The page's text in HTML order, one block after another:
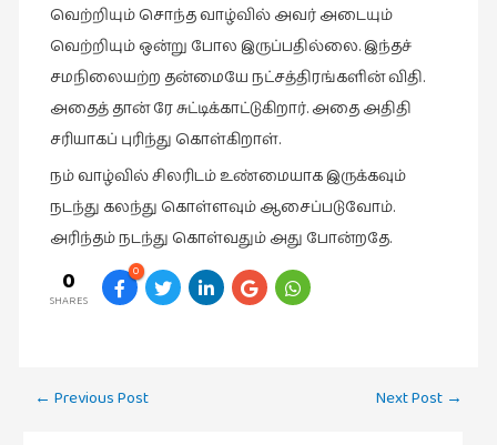
வெற்றியும் சொந்த வாழ்வில் அவர் அடையும்
வெற்றியும் ஒன்று போல இருப்பதில்லை. இந்தச்
சமநிலையற்ற தன்மையே நட்சத்திரங்களின் விதி.
அதைத் தான் ரே சுட்டிக்காட்டுகிறார். அதை அதிதி
சரியாகப் புரிந்து கொள்கிறாள்.
நம் வாழ்வில் சிலரிடம் உண்மையாக இருக்கவும்
நடந்து கலந்து கொள்ளவும் ஆசைப்படுவோம்.
அரிந்தம் நடந்து கொள்வதும் அது போன்றதே.
0
SHARES
0
Post
← Previous Post Next Post →